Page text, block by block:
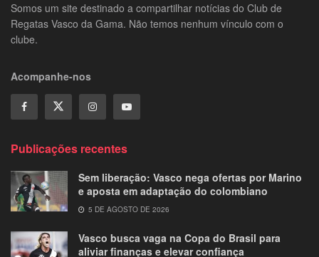
Somos um site destinado a compartilhar notícias do Club de
Regatas Vasco da Gama. Não temos nenhum vínculo com o
clube.
Acompanhe-nos
Publicações recentes
Sem liberação: Vasco nega ofertas por Marino
e aposta em adaptação do colombiano
5 DE AGOSTO DE 2026
Vasco busca vaga na Copa do Brasil para
aliviar finanças e elevar confiança